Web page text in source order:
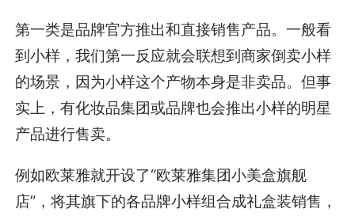
第一类是品牌官方推出和直接销售产品。一般看
到小样，我们第一反应就会联想到商家倒卖小样
的场景，因为小样这个产物本身是非卖品。但事
实上，有化妆品集团或品牌也会推出小样的明星
产品进行售卖。
例如欧莱雅就开设了“欧莱雅集团小美盒旗舰
店”，将其旗下的各品牌小样组合成礼盒装销售，